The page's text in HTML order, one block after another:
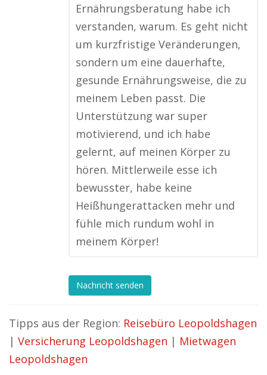
Ernährungsberatung habe ich
verstanden, warum. Es geht nicht
um kurzfristige Veränderungen,
sondern um eine dauerhafte,
gesunde Ernährungsweise, die zu
meinem Leben passt. Die
Unterstützung war super
motivierend, und ich habe
gelernt, auf meinen Körper zu
hören. Mittlerweile esse ich
bewusster, habe keine
Heißhungerattacken mehr und
fühle mich rundum wohl in
meinem Körper!
Nachricht senden
Tipps aus der Region: Reisebüro Leopoldshagen
| Versicherung Leopoldshagen | Mietwagen
Leopoldshagen